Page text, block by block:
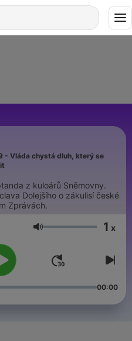
- Vláda chystá dluh, který se
z kuloárů Sněmovny.
Dolejšího o zákulisí české
Zprávách.
Volumen 1 x
00:00